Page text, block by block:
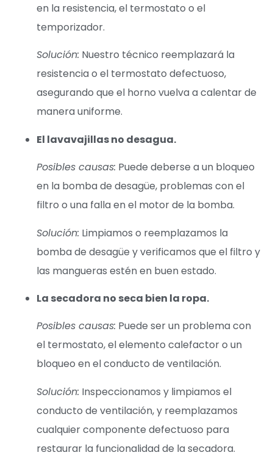
en la resistencia, el termostato o el
temporizador.
Solución: Nuestro técnico reemplazará la
resistencia o el termostato defectuoso,
asegurando que el horno vuelva a calentar de
manera uniforme.
El lavavajillas no desagua.
Posibles causas: Puede deberse a un bloqueo
en la bomba de desagüe, problemas con el
filtro o una falla en el motor de la bomba.
Solución: Limpiamos o reemplazamos la
bomba de desagüe y verificamos que el filtro y
las mangueras estén en buen estado.
La secadora no seca bien la ropa.
Posibles causas: Puede ser un problema con
el termostato, el elemento calefactor o un
bloqueo en el conducto de ventilación.
Solución: Inspeccionamos y limpiamos el
conducto de ventilación, y reemplazamos
cualquier componente defectuoso para
restaurar la funcionalidad de la secadora.